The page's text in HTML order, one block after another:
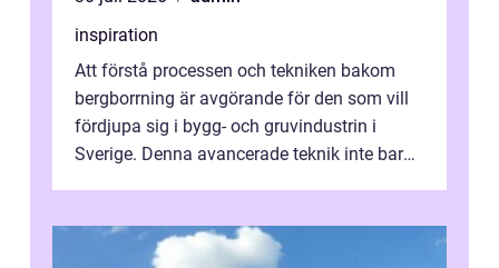
inspiration
Att förstå processen och tekniken bakom
bergborrning är avgörande för den som vill
fördjupa sig i bygg- och gruvindustrin i
Sverige. Denna avancerade teknik inte bara